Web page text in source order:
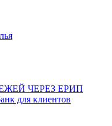
ЧЕРЕЗ ЕРИП
для клиентов